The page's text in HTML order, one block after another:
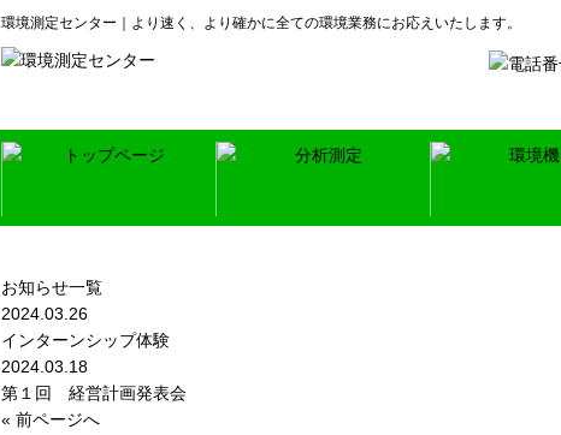
環境測定センター｜より速く、より確かに全ての環境業務にお応えいたします。
お知らせ一覧
2024.03.26
インターンシップ体験
2024.03.18
第１回 経営計画発表会
« 前ページへ